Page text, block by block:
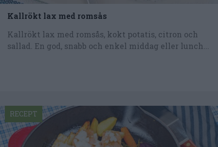
Kallrökt lax med romsås
Kallrökt lax med romsås, kokt potatis, citron och
sallad. En god, snabb och enkel middag eller lunch...
RECEPT